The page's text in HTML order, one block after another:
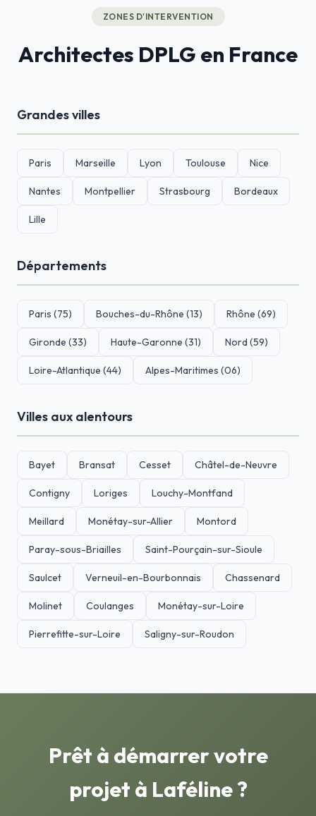
ZONES D'INTERVENTION
Architectes DPLG en France
Grandes villes
Paris Marseille Lyon Toulouse Nice
Nantes Montpellier Strasbourg Bordeaux
Lille
Départements
Paris (75) Bouches-du-Rhône (13) Rhône (69)
Gironde (33) Haute-Garonne (31) Nord (59)
Loire-Atlantique (44) Alpes-Maritimes (06)
Villes aux alentours
Bayet Bransat Cesset Châtel-de-Neuvre
Contigny Loriges Louchy-Montfand
Meillard Monétay-sur-Allier Montord
Paray-sous-Briailles Saint-Pourçain-sur-Sioule
Saulcet Verneuil-en-Bourbonnais Chassenard
Molinet Coulanges Monétay-sur-Loire
Pierrefitte-sur-Loire Saligny-sur-Roudon
Prêt à démarrer votre
projet à Laféline ?